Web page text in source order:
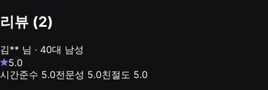
리뷰 (2)
김** 님 · 40대 남성
5.0
시간준수 5.0전문성 5.0친절도 5.0